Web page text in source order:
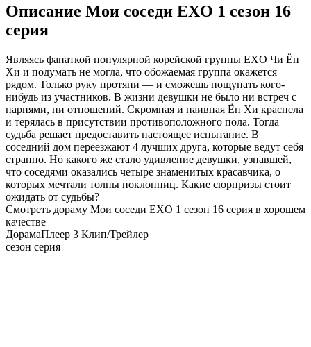
Описание Мои соседи EXO 1 сезон 16
серия
Являясь фанаткой популярной корейской группы EXO Чи Ён
Хи и подумать не могла, что обожаемая группа окажется
рядом. Только руку протяни — и сможешь пощупать кого-
нибудь из участников. В жизни девушки не было ни встреч с
парнями, ни отношений. Скромная и наивная Ён Хи краснела
и терялась в присутствии противоположного пола. Тогда
судьба решает предоставить настоящее испытание. В
соседний дом переезжают 4 лучших друга, которые ведут себя
странно. Но какого же стало удивление девушки, узнавшей,
что соседями оказались четыре знаменитых красавчика, о
которых мечтали толпы поклонниц. Какие сюрпризы стоит
ожидать от судьбы?
Смотреть дораму Мои соседи EXO 1 сезон 16 серия в хорошем
качестве
ДорамаПлеер 3 Клип/Трейлер
сезон серия